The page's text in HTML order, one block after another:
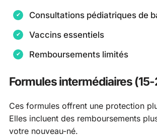
Consultations pédiatriques de
Vaccins essentiels
Remboursements limités
Formules intermédiaires
Ces formules offrent une protection
Elles incluent des remboursements
votre nouveau-né.